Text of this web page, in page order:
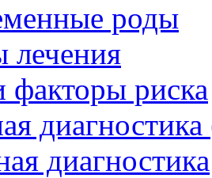
роды
лечения
риска
диагностика